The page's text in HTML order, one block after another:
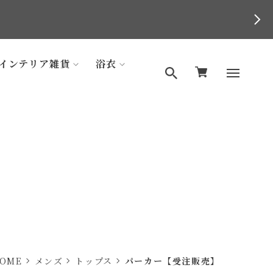
ンテリア雑貨 浴衣
メンズ トップス パーカー【受注販売】